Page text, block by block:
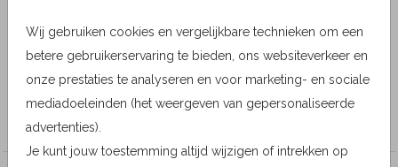
Wij gebruiken cookies en vergelijkbare technieken om een
betere gebruikerservaring te bieden, ons websiteverkeer en
onze prestaties te analyseren en voor marketing- en sociale
mediadoeleinden (het weergeven van gepersonaliseerde
advertenties).
Je kunt jouw toestemming altijd wijzigen of intrekken op
Designer
Alma Langerak